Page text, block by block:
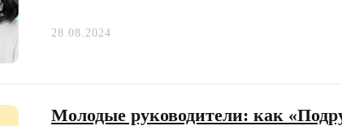
28.08.2024
Молодые руководители: как